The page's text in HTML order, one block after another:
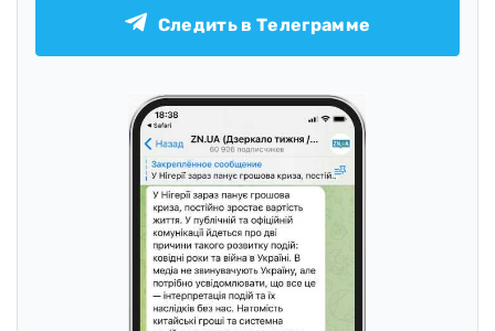
Следить в Телеграмме